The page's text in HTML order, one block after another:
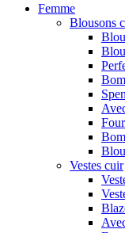
Femme
Blousons
Vestes cuir